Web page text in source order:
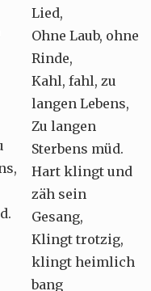
Lied,
Ohne Laub, ohne
Rinde,
Kahl, fahl, zu
langen Lebens,
Zu langen
Sterbens müd.
Hart klingt und
zäh sein
Gesang,
Klingt trotzig,
klingt heimlich
bang